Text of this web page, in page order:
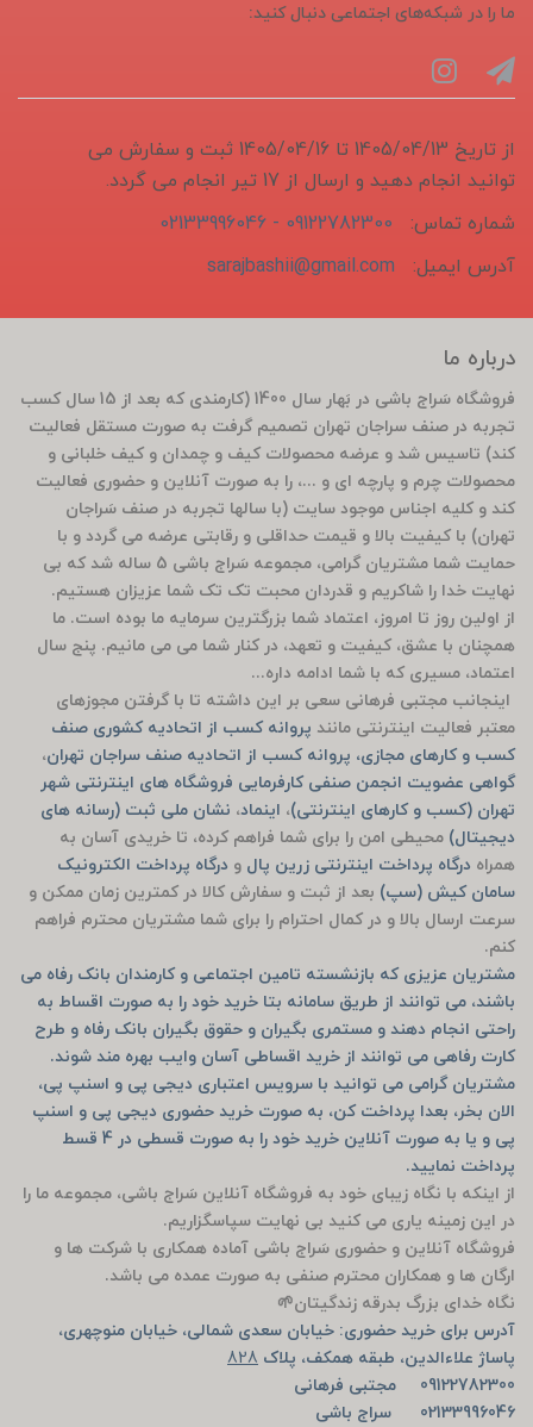
ما را در شبکه‌های اجتماعی دنبال کنید:
از تاریخ 1405/04/13 تا 1405/04/16 ثبت و سفارش می
توانید انجام دهید و ارسال از 17 تیر انجام می گردد.
شماره تماس:
09122782300 - 02133996046
آدرس ایمیل:
sarajbashii@gmail.com
درباره ما
فروشگاه سَراج باشی در بَهار سال 1400 (کارمندی که بعد از 15 سال کسب
تجربه در صنف سراجان تهران تصمیم گرفت به صورت مستقل فعالیت
کند) تاسیس شد و عرضه محصولات کیف و چمدان و کیف خلبانی و
محصولات چرم و پارچه ای و ...، را به صورت آنلاین و حضوری فعالیت
کند و کلیه اجناس موجود سایت (با سالها تجربه در صنف سَراجان
تهران) با کیفیت بالا و قیمت حداقلی و رقابتی عرضه می گردد و با
حمایت شما مشتریان گرامی، مجموعه سَراج باشی 5 ساله شد که بی
نهایت خدا را شاکریم و قدردان محبت تک تک شما عزیزان هستیم.
از اولین روز تا امروز، اعتماد شما بزرگترین سرمایه ما بوده است. ما
همچنان با عشق، کیفیت و تعهد، در کنار شما می می مانیم. پنج سال
اعتماد، مسیری که با شما ادامه داره...
اینجانب مجتبی فرهانی سعی بر این داشته تا با گرفتن مجوزهای
معتبر فعالیت اینترنتی مانند پروانه کسب از اتحادیه کشوری صنف
کسب و کارهای مجازی، پروانه کسب از اتحادیه صنف سراجان تهران،
گواهی عضویت انجمن صنفی کارفرمایی فروشگاه های اینترنتی شهر
تهران (کسب و کارهای اینترنتی)، اینماد، نشان ملی ثبت (رسانه های
دیجیتال) محیطی امن را برای شما فراهم کرده، تا خریدی آسان به
همراه درگاه پرداخت اینترنتی زرین پال و درگاه پرداخت الکترونیک
سامان کیش (سپ) بعد از ثبت و سفارش کالا در کمترین زمان ممکن و
سرعت ارسال بالا و در کمال احترام را برای شما مشتریان محترم فراهم
کنم.
مشتریان عزیزی که بازنشسته تامین اجتماعی و کارمندان بانک رفاه می
باشند، می توانند از طریق سامانه بتا خرید خود را به صورت اقساط به
راحتی انجام دهند و مستمری بگیران و حقوق بگیران بانک رفاه و طرح
کارت رفاهی می توانند از خرید اقساطی آسان وایب بهره مند شوند.
مشتریان گرامی می توانید با سرویس اعتباری دیجی پی و اسنپ پی،
الان بخر، بعدا پرداخت کن، به صورت خرید حضوری دیجی پی و اسنپ
پی و یا به صورت آنلاین خرید خود را به صورت قسطی در 4 قسط
پرداخت نمایید.
از اینکه با نگاه زیبای خود به فروشگاه آنلاین سَراج باشی، مجموعه ما را
در این زمینه یاری می کنید بی نهایت سپاسگزاریم.
فروشگاه آنلاین و حضوری سَراج باشی آماده همکاری با شرکت ها و
ارگان ها و همکاران محترم صنفی به صورت عمده می باشد.
نگاه خدای بزرگ بدرقه زندگیتان🌱
آدرس برای خرید حضوری: خیابان سعدی شمالی، خیابان منوچهری،
پاساژ علاءالدین، طبقه همکف، پلاک 828
09122782300 مجتبی فرهانی
02133996046 سراج باشی